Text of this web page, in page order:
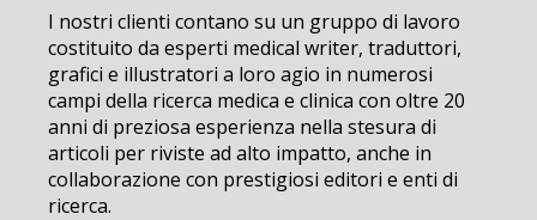
I nostri clienti contano su un gruppo di lavoro
costituito da esperti medical writer, traduttori,
grafici e illustratori a loro agio in numerosi
campi della ricerca medica e clinica con oltre 20
anni di preziosa esperienza nella stesura di
articoli per riviste ad alto impatto, anche in
collaborazione con prestigiosi editori e enti di
ricerca.